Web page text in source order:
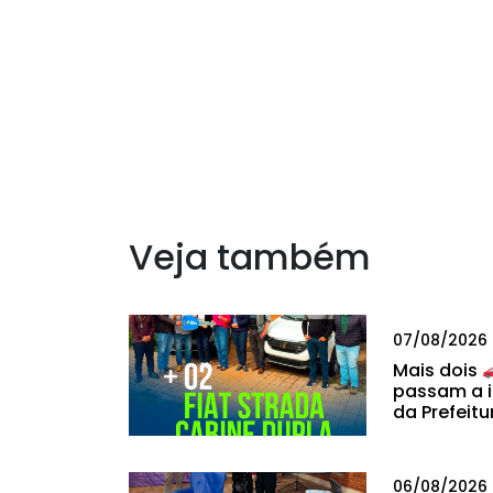
Veja também
07/08/2026
Mais dois
passam a
da
06/08/2026